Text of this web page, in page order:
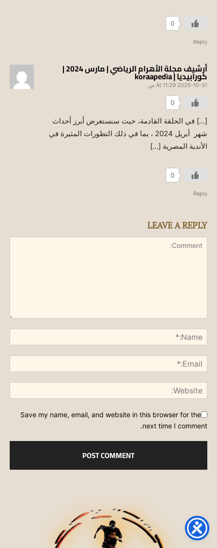
0
Reply
أرشيف مجلة الأهرام الرياضي | مارس 2024 |
كورابيديا | koraapedia
2025-10-31 At 11:29 ص
0
[…] في الحلقة القادمة، حيث سنستعرض أبرز أحداث
شهر أبريل 2024 ، بما في ذلك التطورات المثيرة في
الأندية المصرية […]
0
Reply
LEAVE A REPLY
Save my name, email, and website in this browser for the
next time I comment.